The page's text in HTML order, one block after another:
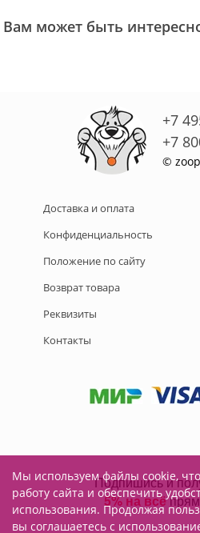
Вам может быть
+7
+7
©
Доставка и оплата
Конфиденциальность
Положение по сайту
Возврат товара
Реквизиты
Контакты
Мы используем файлы cookie,
работу сайта и обеспечить
использования. Продолжая
вы соглашаетесь с